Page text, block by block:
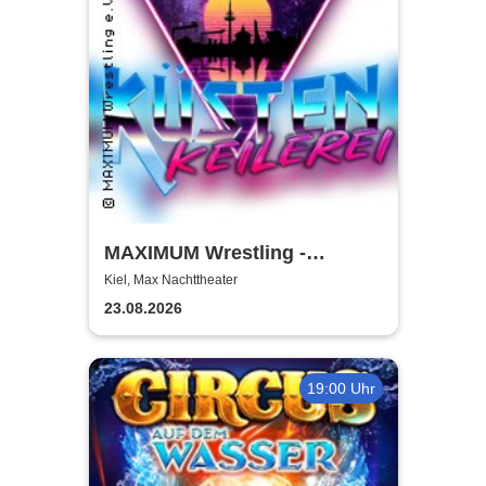
MAXIMUM Wrestling -
Küstenkeilerei '26
Kiel, Max Nachttheater
23.08.2026
19:00 Uhr